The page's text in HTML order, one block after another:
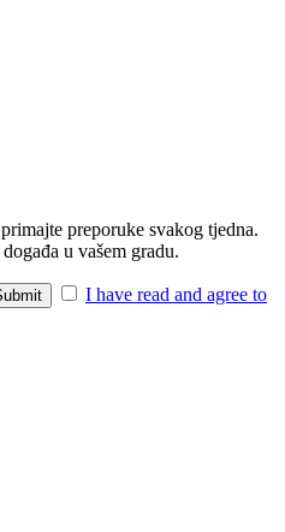
preporuke svakog tjedna.
u vašem gradu.
I have read and agree to